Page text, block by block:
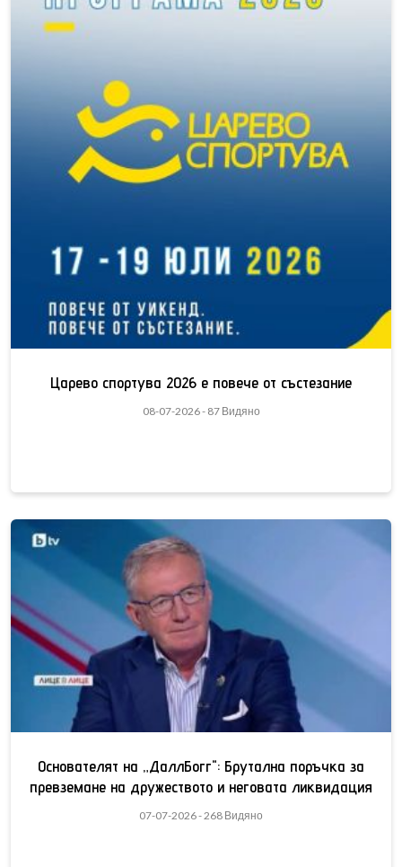
Царево спортува 2026 е повече от състезание
08-07-2026 - 87 Видяно
Основателят на „ДаллБогг": Брутална поръчка за
превземане на дружеството и неговата ликвидация
07-07-2026 - 268 Видяно